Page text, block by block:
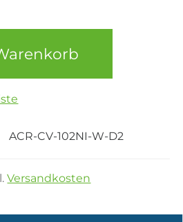
ACR-CV-102NI-W-D2
Versandkosten